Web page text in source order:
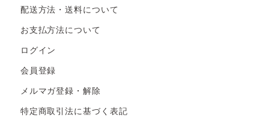
配送方法・送料について
お支払方法について
ログイン
会員登録
メルマガ登録・解除
特定商取引法に基づく表記